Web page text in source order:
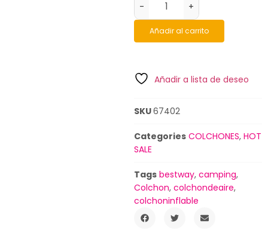
- +
Añadir al carrito
Añadir a lista de deseo
SKU67402
Categories COLCHONES, HOT
SALE
Tags bestway, camping,
Colchon, colchondeaire,
colchoninflable